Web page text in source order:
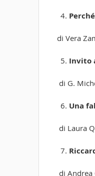
di Vera
Invito
di G.
Una
di Laura
di Andrea